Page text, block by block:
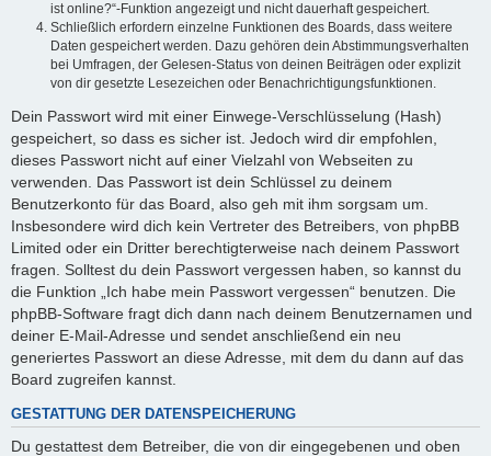
ist online?“-Funktion angezeigt und nicht dauerhaft gespeichert.
Schließlich erfordern einzelne Funktionen des Boards, dass weitere
Daten gespeichert werden. Dazu gehören dein Abstimmungsverhalten
bei Umfragen, der Gelesen-Status von deinen Beiträgen oder explizit
von dir gesetzte Lesezeichen oder Benachrichtigungsfunktionen.
Dein Passwort wird mit einer Einwege-Verschlüsselung (Hash)
gespeichert, so dass es sicher ist. Jedoch wird dir empfohlen,
dieses Passwort nicht auf einer Vielzahl von Webseiten zu
verwenden. Das Passwort ist dein Schlüssel zu deinem
Benutzerkonto für das Board, also geh mit ihm sorgsam um.
Insbesondere wird dich kein Vertreter des Betreibers, von phpBB
Limited oder ein Dritter berechtigterweise nach deinem Passwort
fragen. Solltest du dein Passwort vergessen haben, so kannst du
die Funktion „Ich habe mein Passwort vergessen“ benutzen. Die
phpBB-Software fragt dich dann nach deinem Benutzernamen und
deiner E-Mail-Adresse und sendet anschließend ein neu
generiertes Passwort an diese Adresse, mit dem du dann auf das
Board zugreifen kannst.
GESTATTUNG DER DATENSPEICHERUNG
Du gestattest dem Betreiber, die von dir eingegebenen und oben